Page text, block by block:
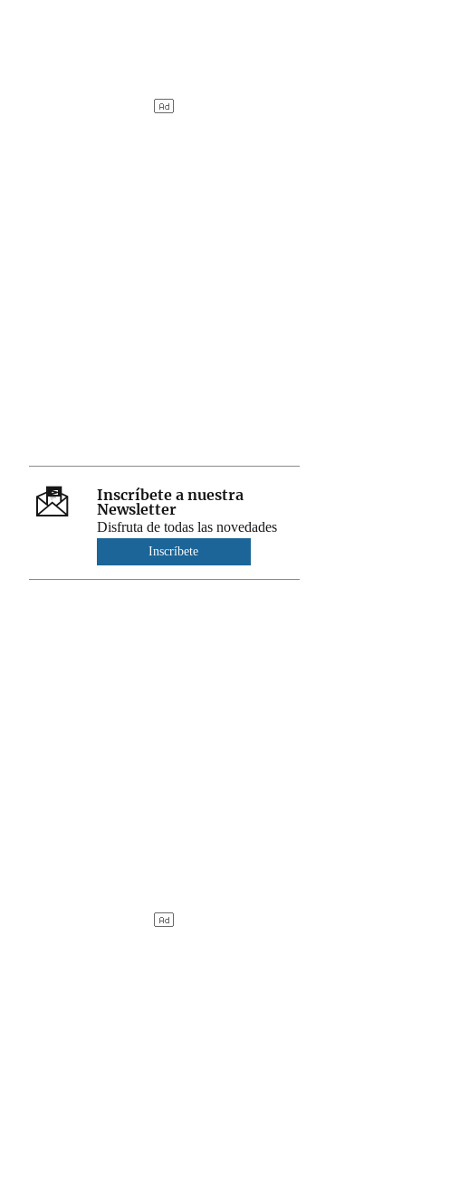
Inscríbete a nuestra
Newsletter
Disfruta de todas las novedades
Inscríbete